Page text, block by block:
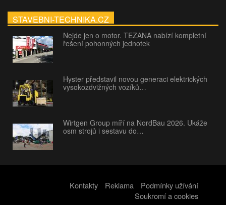
STAVEBNI-TECHNIKA.CZ
Nejde jen o motor. TEZANA nabízí kompletní
řešení pohonných jednotek
Hyster představil novou generaci elektrických
vysokozdvižných vozíků…
Wirtgen Group míří na NordBau 2026. Ukáže
osm strojů i sestavu do…
Kontakty Reklama
Podmínky užívání
Soukromí a cookies